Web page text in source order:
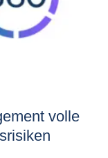
volle